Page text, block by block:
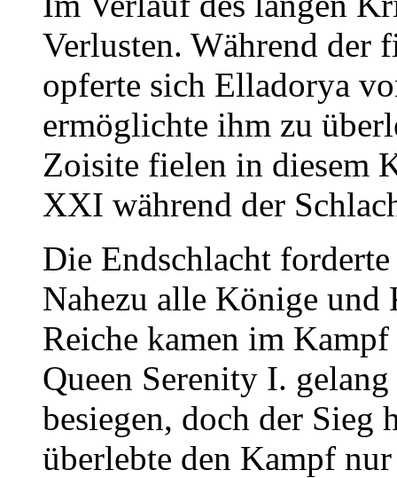
Verlusten. Während der
opferte sich Elladorya
ermöglichte ihm zu
Zoisite fielen in diesem
XXI während der
Die Endschlacht
Nahezu alle Könige
Reiche kamen im
Queen Serenity I.
besiegen, doch der Sieg
überlebte den Kampf